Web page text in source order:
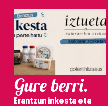
Gure berri.
Erantzun inkesta eta